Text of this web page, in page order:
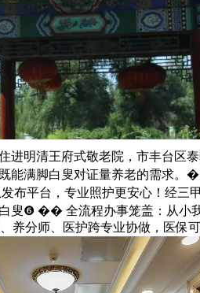
进明清王府式敬老院，市丰台
能满脚白叟对证量养老的需求
布平台，专业照护更安心！经
叟❻ �� 全流程办事笼盖：从小
养分师、医护跨专业协做，医保